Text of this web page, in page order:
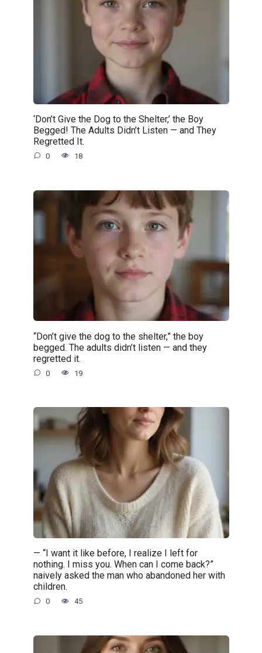
‘Don’t Give the Dog to the Shelter,’ the Boy
Begged! The Adults Didn’t Listen — and They
Regretted It.
0 18
“Don’t give the dog to the shelter,” the boy
begged. The adults didn’t listen — and they
regretted it.
0 19
— “I want it like before, I realize I left for
nothing. I miss you. When can I come back?”
naively asked the man who abandoned her with
children.
0 45